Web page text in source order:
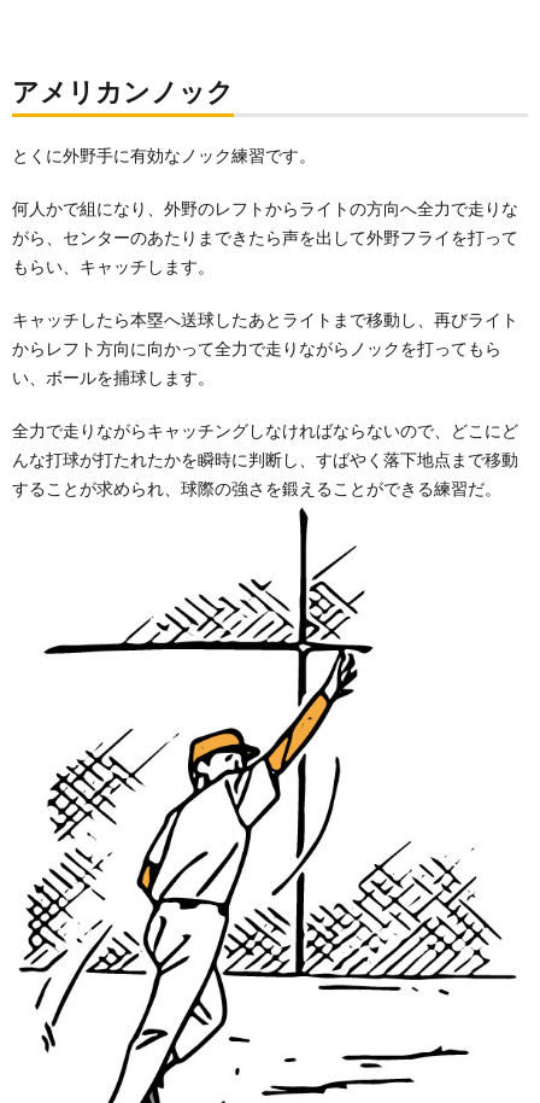
アメリカンノック
とくに外野手に有効なノック練習です。
何人かで組になり、外野のレフトからライトの方向へ全力で走りな
がら、センターのあたりまできたら声を出して外野フライを打って
もらい、キャッチします。
キャッチしたら本塁へ送球したあとライトまで移動し、再びライト
からレフト方向に向かって全力で走りながらノックを打ってもら
い、ボールを捕球します。
全力で走りながらキャッチングしなければならないので、どこにど
んな打球が打たれたかを瞬時に判断し、すばやく落下地点まで移動
することが求められ、球際の強さを鍛えることができる練習だ。